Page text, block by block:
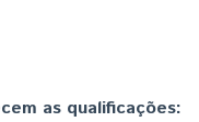
as qualificações: